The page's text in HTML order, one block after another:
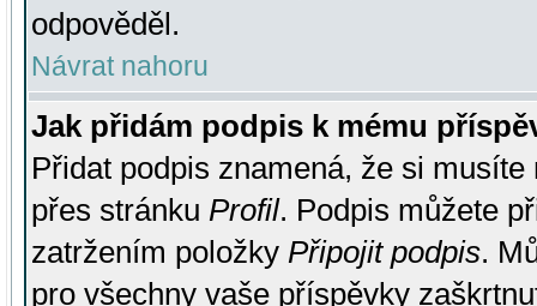
odpověděl.
Návrat nahoru
Jak přidám podpis k mému
Přidat podpis znamená, že si
přes stránku Profil. Podpis můžete
zatržením položky Připojit podpis.
pro všechny vaše příspěvky